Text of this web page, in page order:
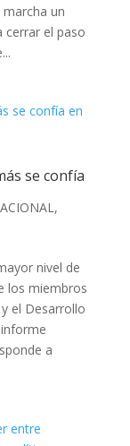
un
cerrar el paso
se confía
,
nivel de
los miembros
el Desarrollo
a